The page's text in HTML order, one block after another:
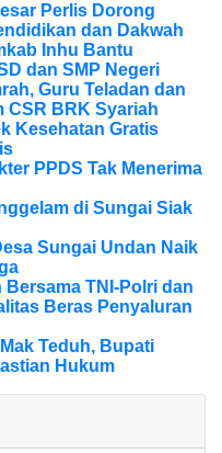
Perlis Dorong
dan Dakwah
Inhu Bantu
dan SMP Negeri
Guru Teladan dan
CSR BRK Syariah
Kesehatan Gratis
PPDS Tak Menerima
di Sungai Siak
Sungai Undan Naik
TNI-Polri dan
Beras Penyaluran
Teduh, Bupati
Hukum